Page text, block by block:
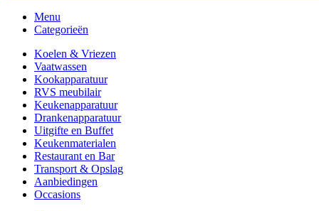
Menu
Categorieën
Koelen & Vriezen
Vaatwassen
Kookapparatuur
RVS meubilair
Keukenapparatuur
Drankenapparatuur
Uitgifte en Buffet
Keukenmaterialen
Restaurant en Bar
Transport & Opslag
Aanbiedingen
Occasions